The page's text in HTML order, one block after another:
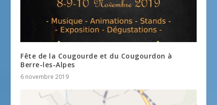
Fête de la Cougourde et du Cougourdon à
Berre-les-Alpes
6 novembre 2019